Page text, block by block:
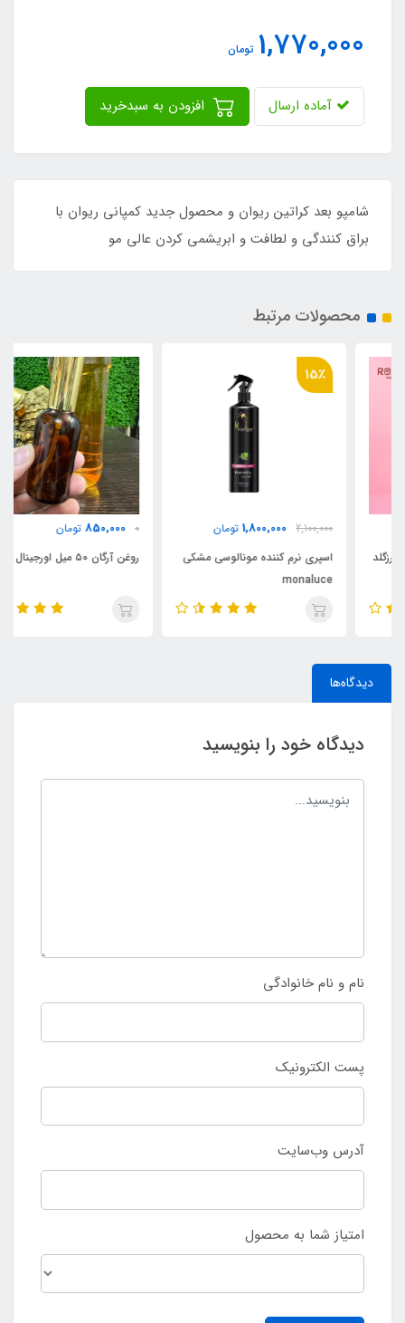
1,770,000 تومان
آماده ارسال
شامپو بعد کراتین ریوان و محصول جدید کمپانی ریوان با
براق کنندگی و لطافت و ابریشمی کردن عالی مو
محصولات مرتبط
1,800,000
تومان
اسپری نرم کننده مونالوسی مشکی
monaluce
850,000 تومان
روغن آرگان ۵۰ میل اورجینال مراکش
دیدگاه‌ها
دیدگاه خود را بنویسید
نام و نام خانوادگی
پست الکترونیک
آدرس وب‌سایت
امتیاز شما به محصول